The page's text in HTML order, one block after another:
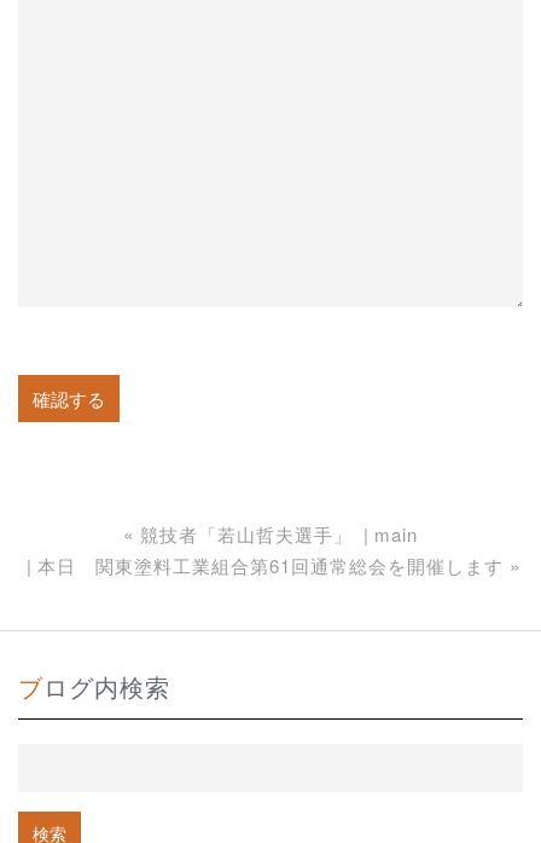
« 競技者「若山哲夫選手」
main
本日 関東塗料工業組合第61回通常総会を開催します »
ブログ内検索